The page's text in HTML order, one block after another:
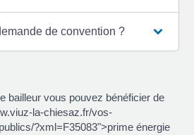
de convention ?
bailleur vous pouvez bénéficier de
la-chiesaz.fr/vos-
?xml=F35083">prime énergie